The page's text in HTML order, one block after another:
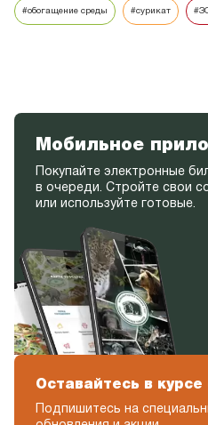
#обогащение среды #сурикат
Мобильное
Покупайте электронные
в очереди. Стройте свои
или используйте готовые.
Оставайтесь в курсе
Подпишитесь на